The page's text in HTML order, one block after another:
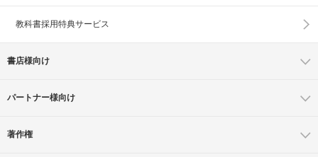
教科書採用特典サービス
書店様向け
パートナー様向け
著作権